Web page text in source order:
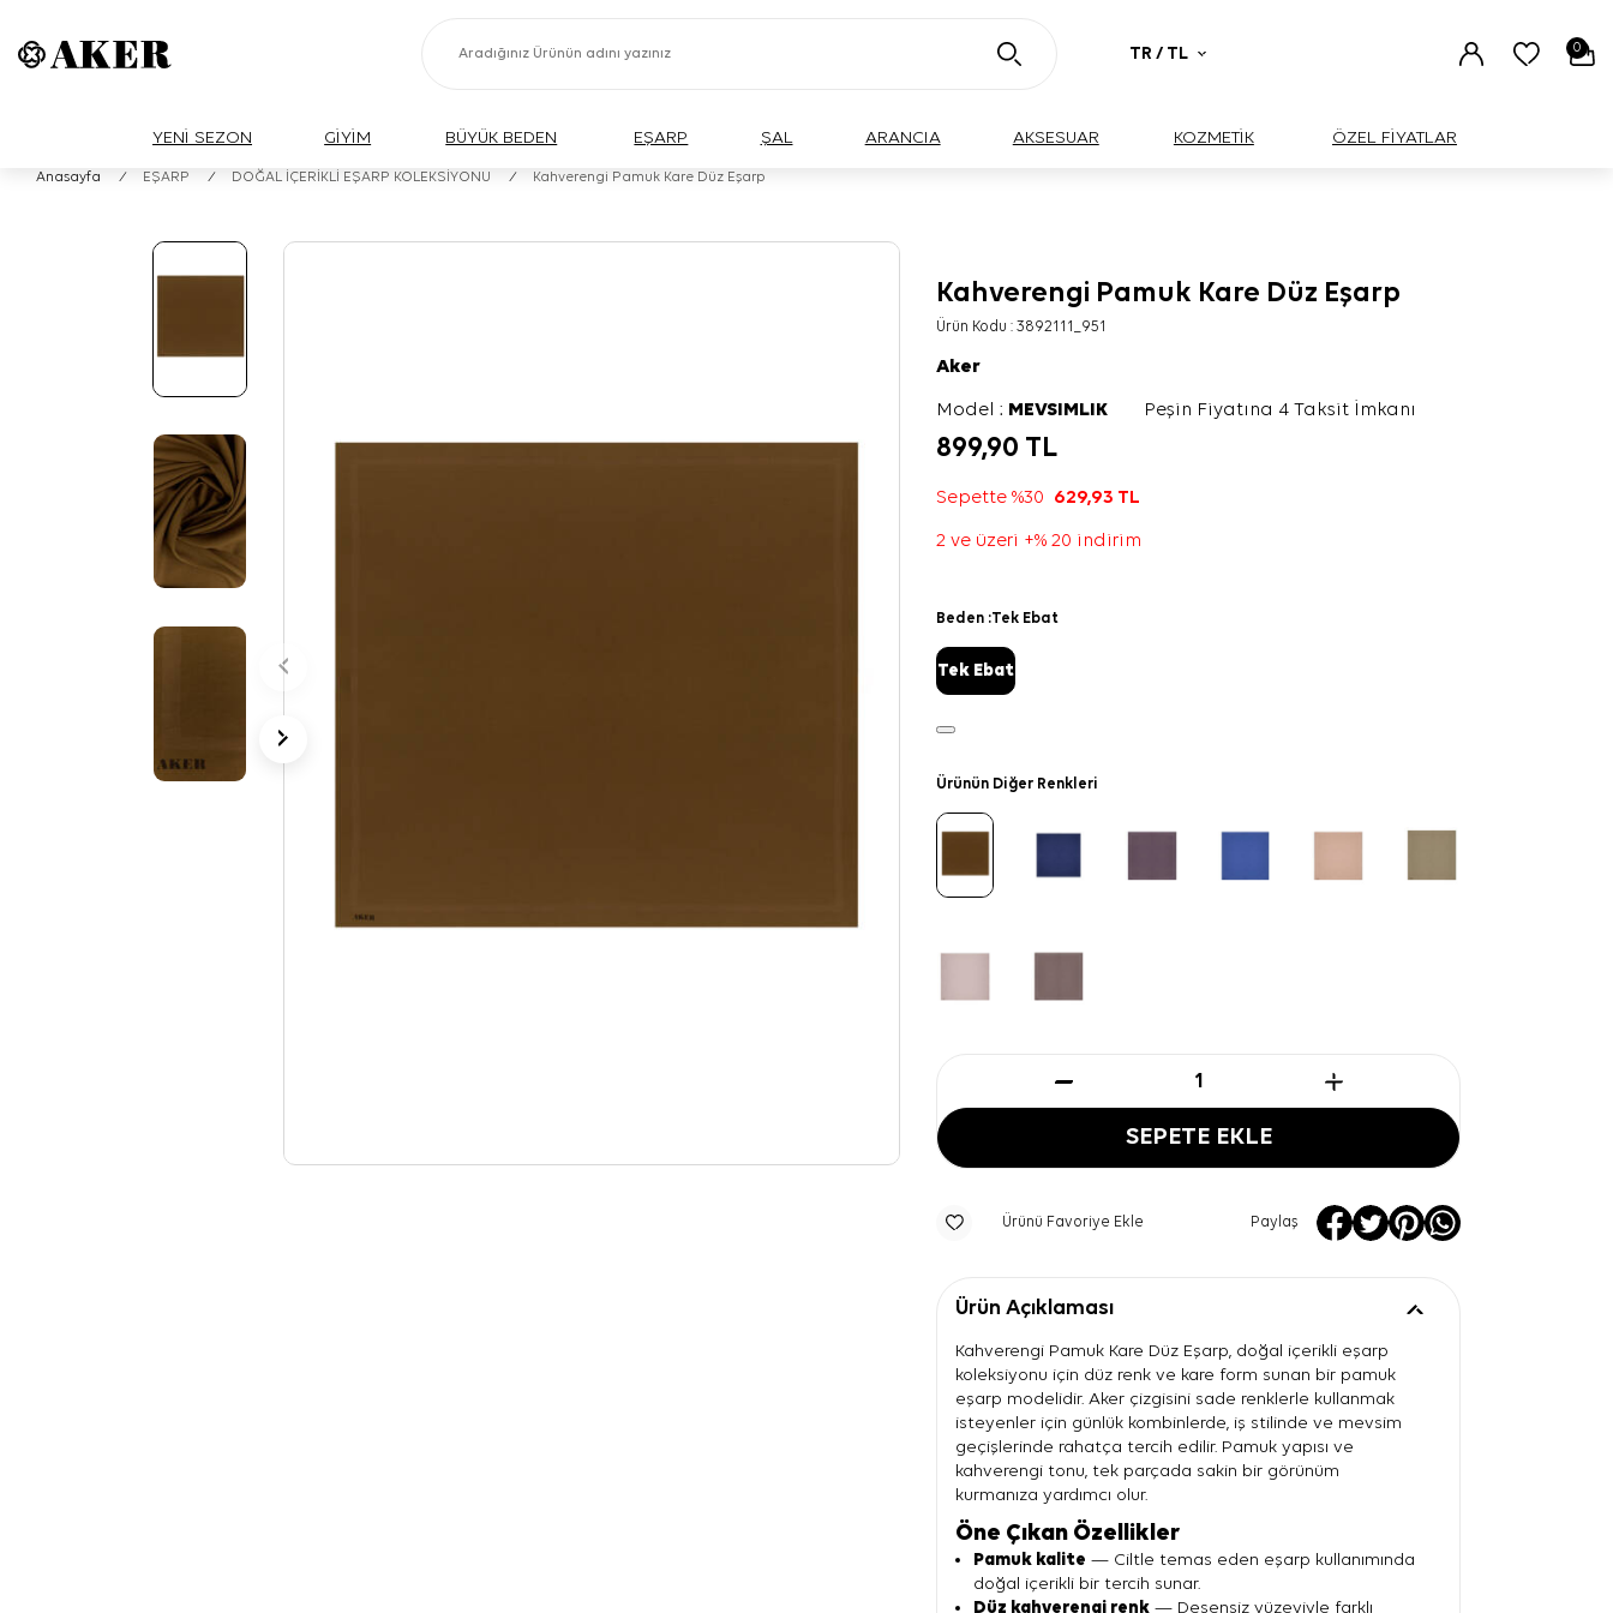
TR / TL 0
YENİ SEZON GİYİM BÜYÜK BEDEN EŞARP ŞAL ARANCIA AKSESUAR KOZMETİK ÖZEL FİYATLAR
Anasayfa / EŞARP / DOĞAL İÇERİKLİ EŞARP KOLEKSİYONU / Kahverengi Pamuk Kare Düz Eşarp
Kahverengi Pamuk Kare Düz Eşarp
Ürün Kodu :3892111_951
Aker
Model : MEVSIMLIK Peşin Fiyatına 4 Taksit İmkanı
899,90 TL
Sepette %30 629,93 TL
2 ve üzeri +% 20 indirim
Beden :Tek Ebat
Tek Ebat
Ürünün Diğer Renkleri
SEPETE EKLE
Ürünü Favoriye Ekle Paylaş
Ürün Açıklaması
Kahverengi Pamuk Kare Düz Eşarp, doğal içerikli eşarp
koleksiyonu için düz renk ve kare form sunan bir pamuk
eşarp modelidir. Aker çizgisini sade renklerle kullanmak
isteyenler için günlük kombinlerde, iş stilinde ve mevsim
geçişlerinde rahatça tercih edilir. Pamuk yapısı ve
kahverengi tonu, tek parçada sakin bir görünüm
kurmanıza yardımcı olur.
Öne Çıkan Özellikler
Pamuk kalite — Ciltle temas eden eşarp kullanımında
doğal içerikli bir tercih sunar.
Düz kahverengi renk — Desensiz yüzeyiyle farklı